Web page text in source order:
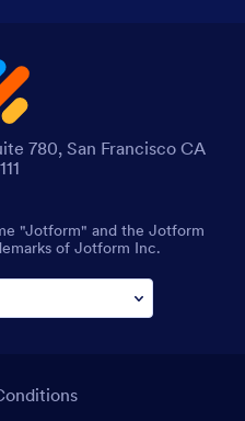
780, San Francisco CA
"Jotform" and the Jotform
of Jotform Inc.